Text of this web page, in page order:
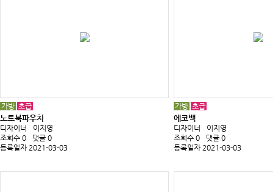
가방 초급
노트북파우치
디자이너
이지영
조회수 0
댓글 0
등록일자 2021-03-03
가방 초급
에코백
디자이너
이지영
조회수 0
댓글 0
등록일자 2021-03-03